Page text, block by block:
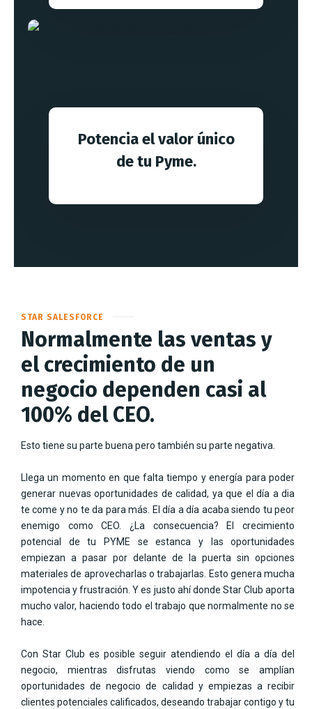
Potencia el valor único
de tu Pyme.
STAR SALESFORCE
Normalmente las ventas y
el crecimiento de un
negocio dependen casi al
100% del CEO.
Esto tiene su parte buena pero también su parte negativa.
Llega un momento en que falta tiempo y energía para poder
generar nuevas oportunidades de calidad, ya que el día a dia
te come y no te da para más. El día a día acaba siendo tu peor
enemigo como CEO. ¿La consecuencia? El crecimiento
potencial de tu PYME se estanca y las oportunidades
empiezan a pasar por delante de la puerta sin opciones
materiales de aprovecharlas o trabajarlas. Esto genera mucha
impotencia y frustración. Y es justo ahí donde Star Club aporta
mucho valor, haciendo todo el trabajo que normalmente no se
hace.
Con Star Club es posible seguir atendiendo el día a día del
negocio, mientras disfrutas viendo como se amplían
oportunidades de negocio de calidad y empiezas a recibir
clientes potenciales calificados, deseando trabajar contigo y tu